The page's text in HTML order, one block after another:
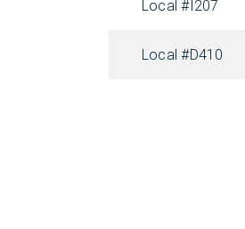
Local #I207
Local #D410